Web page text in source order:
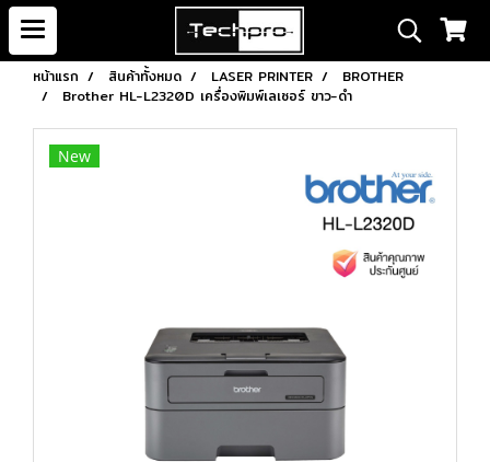
หน้าแรก สินค้าทั้งหมด LASER PRINTER
BROTHER
Brother HL-L2320D เครื่องพิมพ์เลเซอร์ ขาว-ดำ
New